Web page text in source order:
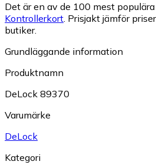
Det är en av de 100 mest
Kontrollerkort. Prisjakt jämför
butiker.
Grundläggande information
Produktnamn
DeLock 89370
Varumärke
DeLock
Kategori